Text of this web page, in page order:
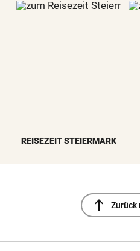
REISEZEIT STEIERMARK
north Zurück